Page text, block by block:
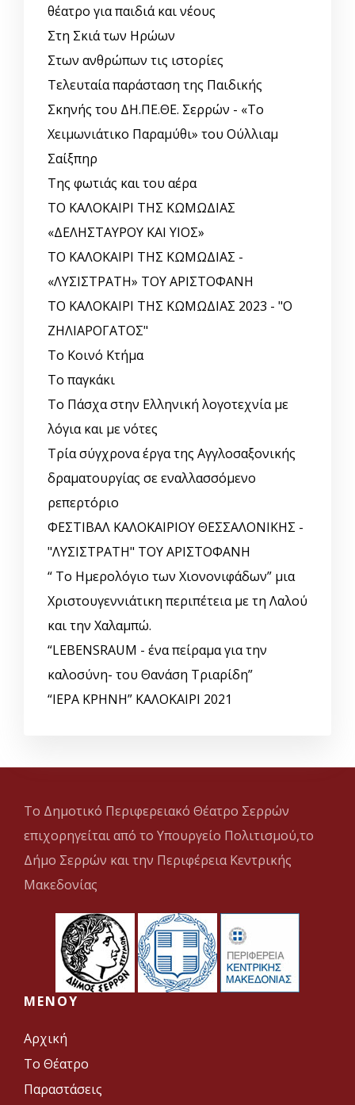
θέατρο για παιδιά και νέους
Στη Σκιά των Ηρώων
Στων ανθρώπων τις ιστορίες
Τελευταία παράσταση της Παιδικής
Σκηνής του ΔΗ.ΠΕ.ΘΕ. Σερρών - «Το
Χειμωνιάτικο Παραμύθι» του Ούλλιαμ
Σαίξπηρ
Της φωτιάς και του αέρα
ΤΟ ΚΑΛΟΚΑΙΡΙ ΤΗΣ ΚΩΜΩΔΙΑΣ
«ΔΕΛΗΣΤΑΥΡΟΥ ΚΑΙ ΥΙΟΣ»
ΤΟ ΚΑΛΟΚΑΙΡΙ ΤΗΣ ΚΩΜΩΔΙΑΣ -
«ΛΥΣΙΣΤΡΑΤΗ» ΤΟΥ ΑΡΙΣΤΟΦΑΝΗ
ΤΟ ΚΑΛΟΚΑΙΡΙ ΤΗΣ ΚΩΜΩΔΙΑΣ 2023 - "Ο
ΖΗΛΙΑΡΟΓΑΤΟΣ"
Το Κοινό Κτήμα
Το παγκάκι
Το Πάσχα στην Ελληνική λογοτεχνία με
λόγια και με νότες
Τρία σύγχρονα έργα της Αγγλοσαξονικής
δραματουργίας σε εναλλασσόμενο
ρεπερτόριο
ΦΕΣΤΙΒΑΛ ΚΑΛΟΚΑΙΡΙΟΥ ΘΕΣΣΑΛΟΝΙΚΗΣ -
"ΛΥΣΙΣΤΡΑΤΗ" ΤΟΥ ΑΡΙΣΤΟΦΑΝΗ
“ Το Ημερολόγιο των Χιονονιφάδων” μια
Χριστουγεννιάτικη περιπέτεια με τη Λαλού
και την Χαλαμπώ.
“LEBENSRAUM - ένα πείραμα για την
καλοσύνη- του Θανάση Τριαρίδη”
“ΙΕΡΑ ΚΡΗΝΗ” ΚΑΛΟΚΑΙΡΙ 2021
Το Δημοτικό Περιφερειακό Θέατρο Σερρών
επιχορηγείται από το Υπουργείο Πολιτισμού,το
Δήμο Σερρών και την Περιφέρεια Κεντρικής
Μακεδονίας
MENOY
Αρχική
Το Θέατρο
Παραστάσεις